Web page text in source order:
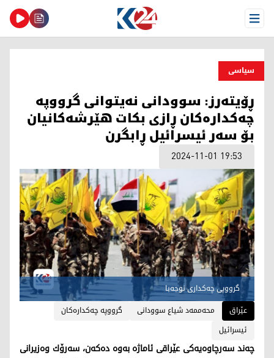
Open Menu
سیاسی
ڕۆیتەرز: سوودانی نەیتوانی گرووپە
چەکدارەکان ڕازی بکات هێرشەکانیان
بۆ سەر ئیسرائیل ڕابگرن
2024-11-01 19:53
گرووپی چه‌كداری نوجه‌با
عێراق
محەممەد شیاع سوودانی
گرووپە چەکدارەکان
ئیسرائیل
چه‌ند سه‌رچاوه‌یه‌كی عێراقی ئاماژه‌ به‌وه‌ ده‌كه‌ن، سه‌رۆك وه‌زیرانی